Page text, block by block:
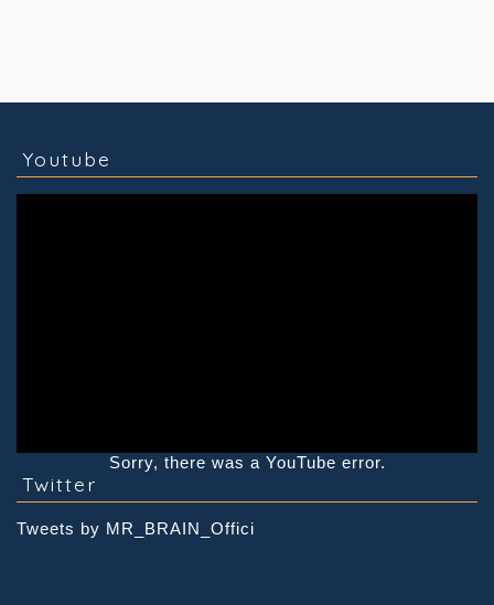
Youtube
Sorry, there was a YouTube error.
Twitter
Tweets by MR_BRAIN_Offici